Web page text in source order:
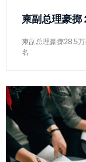
柬副总理豪掷28.5
名